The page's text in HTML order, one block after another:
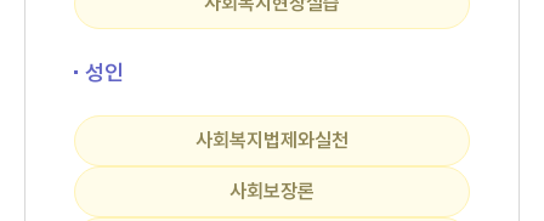
성인
사회복지법제와실천
사회보장론